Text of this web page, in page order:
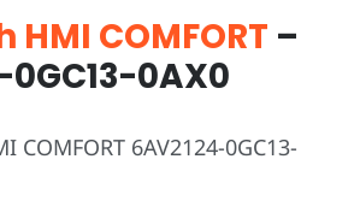
COMFORT –
0GC13-0AX0